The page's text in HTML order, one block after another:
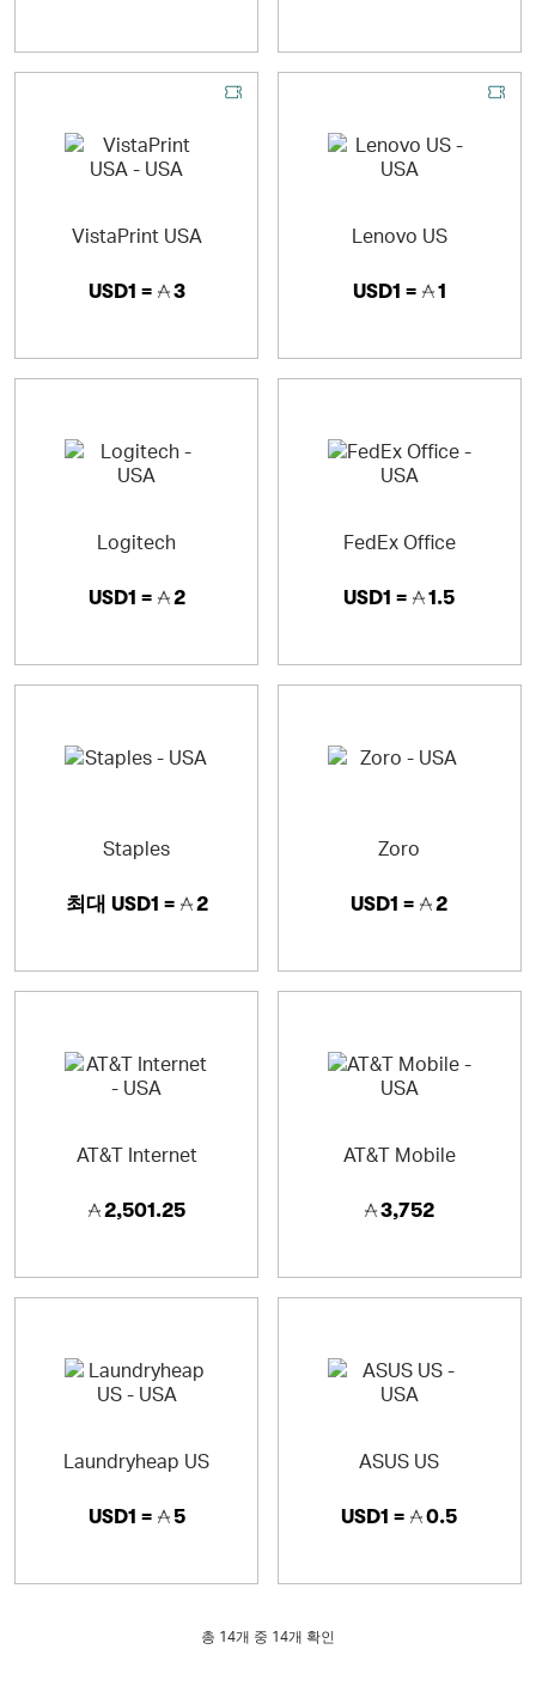
VistaPrint USA
USD1 = 3
Lenovo US
USD1 = 1
Logitech
USD1 = 2
FedEx Office
USD1 = 1.5
Staples
최대 USD1 = 2
Zoro
USD1 = 2
AT&T Internet
2,501.25
AT&T Mobile
3,752
Laundryheap US
USD1 = 5
ASUS US
USD1 = 0.5
총 14개 중 14개 확인